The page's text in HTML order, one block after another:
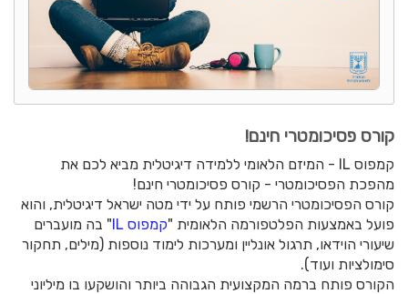
קורס פסיכומטרי חינם!
קמפוס IL - המיזם הלאומי ללמידה דיגיטלית מביא לכם את
מהפכת הפסיכומטרי - קורס פסיכומטרי חינם!
קורס הפסיכומטרי הרשמי פותח על ידי מטה ישראל דיגיטלית, והוא
פועל באמצעות הפלטפורמה הלאומית "קמפוס IL
" בה מועברים
שיעורי הוידאו, תרגול אונליין ומערכות לימוד נוספות (מילים, תחקור
סימולציות ועוד).
הקורס פותח ברמה המקצועית הגבוהה ביותר והושקעו בו מיליוני